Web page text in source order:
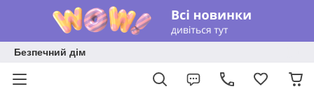
Безпечний дім